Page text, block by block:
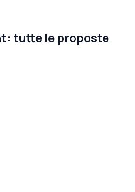
tutte le proposte